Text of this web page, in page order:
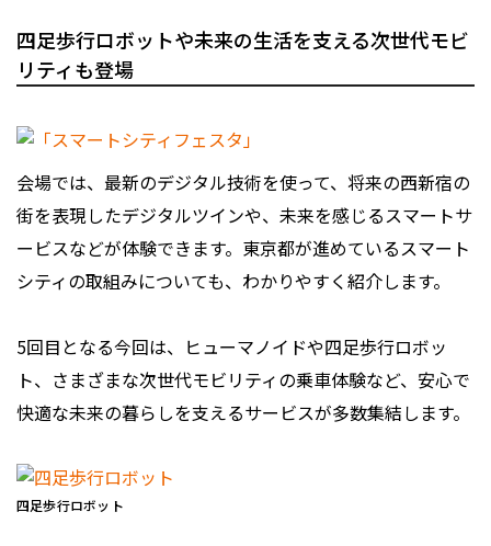
四足歩行ロボットや未来の生活を支える次世代モビ
リティも登場
会場では、最新のデジタル技術を使って、将来の西新宿の
街を表現したデジタルツインや、未来を感じるスマートサ
ービスなどが体験できます。東京都が進めているスマート
シティの取組みについても、わかりやすく紹介します。
5回目となる今回は、ヒューマノイドや四足歩行ロボッ
ト、さまざまな次世代モビリティの乗車体験など、安心で
快適な未来の暮らしを支えるサービスが多数集結します。
四足歩行ロボット